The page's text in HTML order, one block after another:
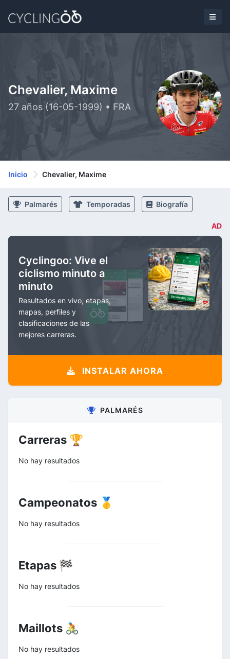
Chevalier, Maxime
27 años (16-05-1999) • FRA
Inicio Chevalier, Maxime
Palmarés Temporadas Biografía
AD
Cyclingoo: Vive el
ciclismo minuto a
minuto
Resultados en vivo, etapas,
mapas, perfiles y
clasificaciones de las
mejores carreras.
INSTALAR AHORA
PALMARÉS
Carreras 🏆
No hay resultados
Campeonatos 🥇
No hay resultados
Etapas 🏁
No hay resultados
Maillots 🚴
No hay resultados